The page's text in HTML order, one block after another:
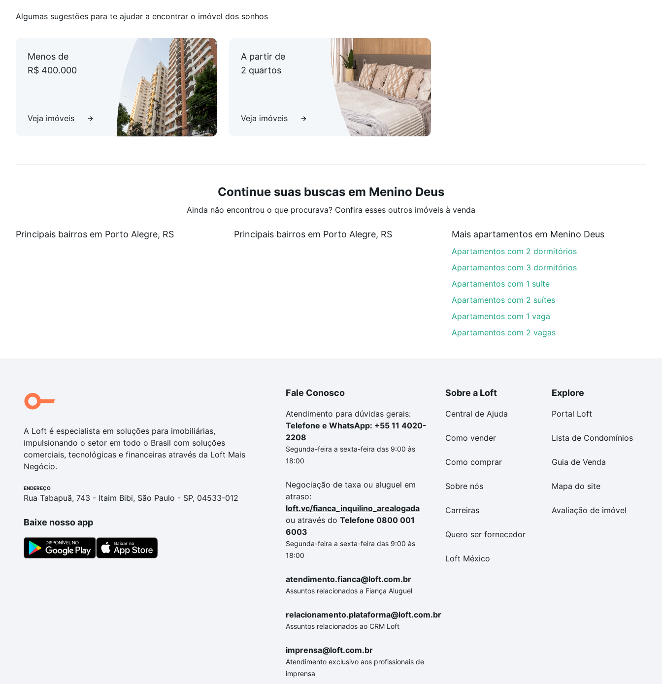
Algumas sugestões para te ajudar a encontrar o imóvel dos sonhos
Menos de
R$ 400.000
Veja imóveis
A partir de
2 quartos
Veja imóveis
Continue suas buscas em Menino Deus
Ainda não encontrou o que procurava? Confira esses outros imóveis à venda
Principais bairros em Porto Alegre, RS Principais bairros em Porto Alegre, RS Mais apartamentos em Menino Deus
Apartamentos com 2 dormitórios
Apartamentos com 3 dormitórios
Apartamentos com 1 suíte
Apartamentos com 2 suítes
Apartamentos com 1 vaga
Apartamentos com 2 vagas
A Loft é especialista em soluções para imobiliárias,
impulsionando o setor em todo o Brasil com soluções
comerciais, tecnológicas e financeiras através da Loft Mais
Negócio.
ENDEREÇO
Rua Tabapuã, 743 - Itaim Bibi, São Paulo - SP, 04533-012
Baixe nosso app
Fale Conosco
Atendimento para dúvidas gerais:
Telefone e WhatsApp: +55 11 4020-
2208
Segunda-feira a sexta-feira das 9:00 às
18:00
Negociação de taxa ou aluguel em
atraso:
loft.vc/fianca_inquilino_arealogada
ou através do Telefone 0800 001
6003
Segunda-feira a sexta-feira das 9:00 às
18:00
atendimento.fianca@loft.com.br
Assuntos relacionados a Fiança Aluguel
relacionamento.plataforma@loft.com.br
Assuntos relacionados ao CRM Loft
imprensa@loft.com.br
Atendimento exclusivo aos profissionais de
imprensa
Sobre a Loft
Central de Ajuda
Como vender
Como comprar
Sobre nós
Carreiras
Quero ser fornecedor
Loft México
Explore
Portal Loft
Lista de Condomínios
Guia de Venda
Mapa do site
Avaliação de imóvel